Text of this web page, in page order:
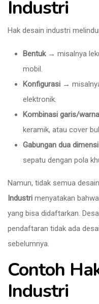
Industri
Hak desain industri
Bentuk→ misalnya
mobil.
Konfigurasi →
elektronik.
Kombinasi garis/warna
keramik, atau cover
Gabungan dua
sepatu dengan pola
Namun, tidak semua
Industri menyatakan
yang bisa didaftarkan.
pendaftaran tidak ada
sebelumnya.
Contoh
Industri